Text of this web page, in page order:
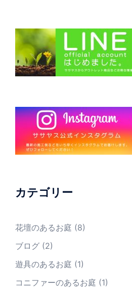
カテゴリー
花壇のあるお庭 (8)
ブログ (2)
遊具のあるお庭 (1)
コニファーのあるお庭 (1)